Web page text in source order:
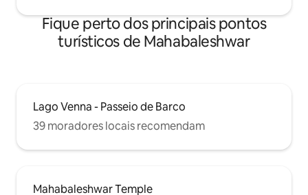
Fique perto dos principais pontos
turísticos de Mahabaleshwar
Lago Venna - Passeio de Barco
39 moradores locais recomendam
Mahabaleshwar Temple